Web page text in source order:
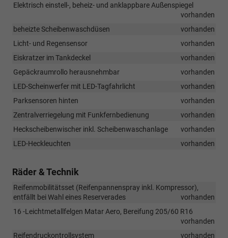
Elektrisch einstell-, beheiz- und anklappbare Außenspiegel
vorhanden
beheizte Scheibenwaschdüsen
vorhanden
Licht- und Regensensor
vorhanden
Eiskratzer im Tankdeckel
vorhanden
Gepäckraumrollo herausnehmbar
vorhanden
LED-Scheinwerfer mit LED-Tagfahrlicht
vorhanden
Parksensoren hinten
vorhanden
Zentralverriegelung mit Funkfernbedienung
vorhanden
Heckscheibenwischer inkl. Scheibenwaschanlage
vorhanden
LED-Heckleuchten
vorhanden
Räder & Technik
Reifenmobilitätsset (Reifenpannenspray inkl. Kompressor),
entfällt bei Wahl eines Reserverades
vorhanden
16 -Leichtmetallfelgen Matar Aero, Bereifung 205/60 R16
vorhanden
Reifendruckontrollsystem
vorhanden